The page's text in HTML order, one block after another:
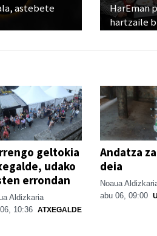
astebete
HarEman
hartzaile
geltokia
udako
errondan
Aldizkaria
10:36 ATXEGALDE
Andatza
deia
Noaua
abu 06, 09:00